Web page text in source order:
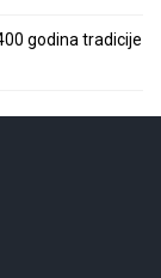
godina tradicije